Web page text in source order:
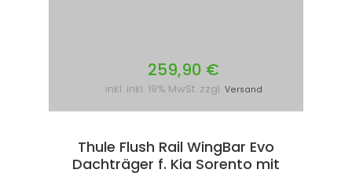
259,90 €
inkl. inkl. 19% MwSt. zzgl. Versand
Thule Flush Rail WingBar Evo
Dachträger f. Kia Sorento mit